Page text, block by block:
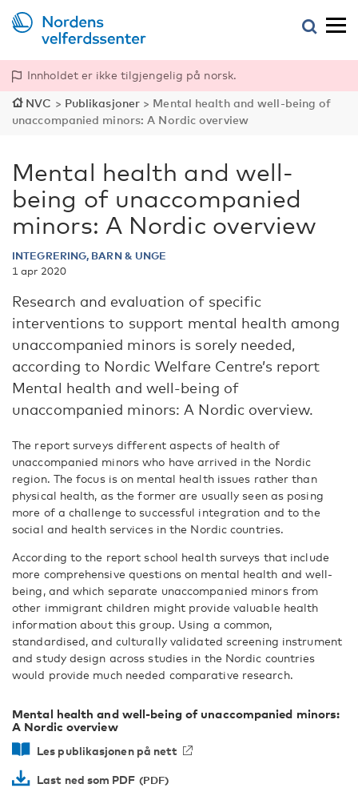
Innholdet er ikke tilgjengelig på norsk.
NVC > Publikasjoner > Mental health and well-being of
unaccompanied minors: A Nordic overview
Mental health and well-
being of unaccompanied
minors: A Nordic overview
INTEGRERING, BARN & UNGE
1 apr 2020
Research and evaluation of specific
interventions to support mental health among
unaccompanied minors is sorely needed,
according to Nordic Welfare Centre’s report
Mental health and well-being of
unaccompanied minors: A Nordic overview.
The report surveys different aspects of health of
unaccompanied minors who have arrived in the Nordic
region. The focus is on mental health issues rather than
physical health, as the former are usually seen as posing
more of a challenge to successful integration and to the
social and health services in the Nordic countries.
According to the report school health surveys that include
more comprehensive questions on mental health and well-
being, and which separate unaccompanied minors from
other immigrant children might provide valuable health
information about this group. Using a common,
standardised, and culturally validated screening instrument
and study design across studies in the Nordic countries
would provide much needed comparative research.
Mental health and well-being of unaccompanied minors:
A Nordic overview
Les publikasjonen på nett
Last ned som PDF